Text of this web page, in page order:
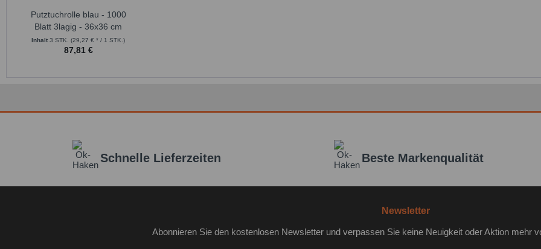
Putztuchrolle blau - 1000
Blatt 3lagig - 36x36 cm
Inhalt 3 STK. (29,27 € * / 1 STK.)
87,81 €
Schnelle Lieferzeiten Beste Markenqualität
Newsletter
Abonnieren Sie den kostenlosen Newsletter und verpassen Sie keine Neuigkeit oder Aktion mehr